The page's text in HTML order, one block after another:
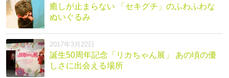
癒しが止まらない 「セキグチ」のふわふわな
ぬいぐるみ
2017年3月22日
誕生50周年記念「リカちゃん展」 あの頃の優
しさに出会える場所